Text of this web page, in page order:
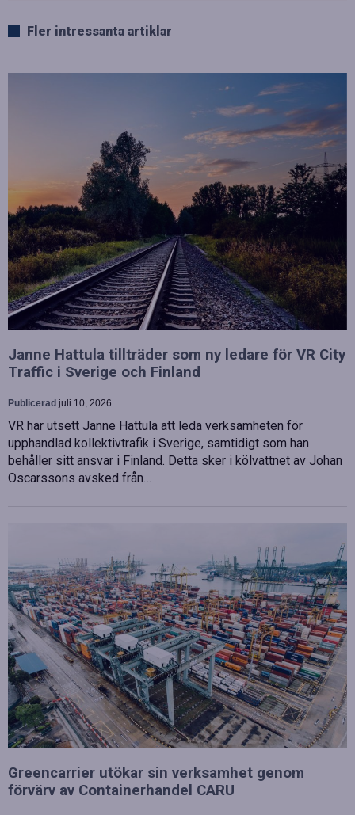
Fler intressanta artiklar
Janne Hattula tillträder som ny ledare för VR City
Traffic i Sverige och Finland
Publicerad juli 10, 2026
VR har utsett Janne Hattula att leda verksamheten för
upphandlad kollektivtrafik i Sverige, samtidigt som han
behåller sitt ansvar i Finland. Detta sker i kölvattnet av Johan
Oscarssons avsked från…
Greencarrier utökar sin verksamhet genom
förvärv av Containerhandel CARU